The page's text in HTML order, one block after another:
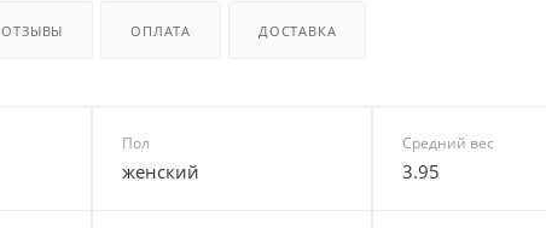
ОТЗЫВЫ ОПЛАТА ДОСТАВКА
Пол
женский
Средний вес
3.95